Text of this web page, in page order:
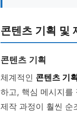
콘텐츠 기획 및
콘텐츠 기획
체계적인 콘텐츠 기획
하고, 핵심 메시지를
제작 과정이 훨씬 순